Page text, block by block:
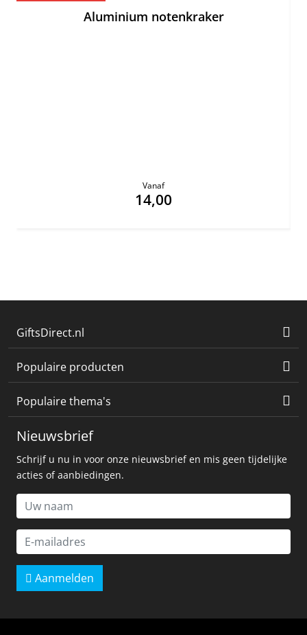
Aluminium notenkraker
Vanaf
14,00
GiftsDirect.nl
Populaire producten
Populaire thema's
Nieuwsbrief
Schrijf u nu in voor onze nieuwsbrief en mis geen tijdelijke
acties of aanbiedingen.
Aanmelden